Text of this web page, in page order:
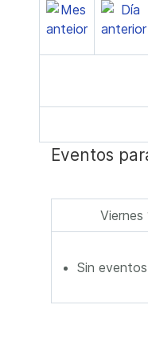
Eventos
Viernes
Sin eventos